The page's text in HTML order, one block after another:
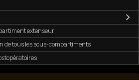
extenseur
de tous les sous-compartiments